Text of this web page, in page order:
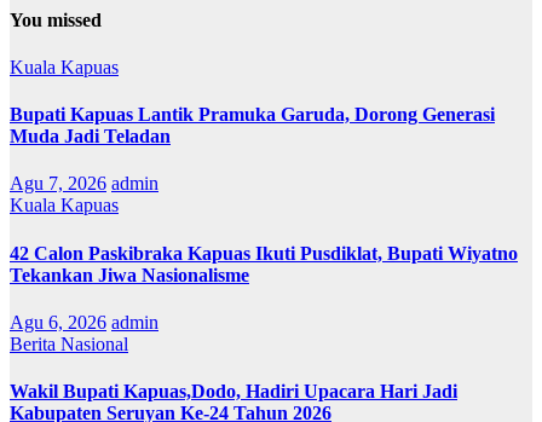
You missed
Kuala Kapuas
Bupati Kapuas Lantik Pramuka Garuda, Dorong Generasi
Muda Jadi Teladan
Agu 7, 2026 admin
Kuala Kapuas
42 Calon Paskibraka Kapuas Ikuti Pusdiklat, Bupati Wiyatno
Tekankan Jiwa Nasionalisme
Agu 6, 2026 admin
Berita Nasional
Wakil Bupati Kapuas,Dodo, Hadiri Upacara Hari Jadi
Kabupaten Seruyan Ke-24 Tahun 2026